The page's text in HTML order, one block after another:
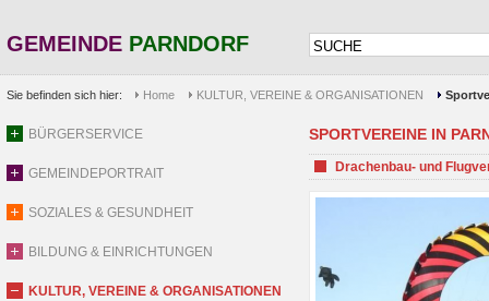
GEMEINDE PARNDORF
Sie befinden sich hier: Home KULTUR, VEREINE & ORGANISATIONEN
BÜRGERSERVICE
GEMEINDEPORTRAIT
SOZIALES & GESUNDHEIT
BILDUNG & EINRICHTUNGEN
KULTUR, VEREINE & ORGANISATIONEN
SPORTVEREINE IN
Drachenbau- und